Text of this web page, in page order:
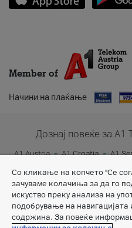
Member of
Начини на плаќање
Дознај повеќе за A1
A1 Austria A1 Croatia A1
Со кликање на копчето "Се
зачуваме колачиња за да го
искуство преку анализа на
подобрување на
содржина. За повеќе